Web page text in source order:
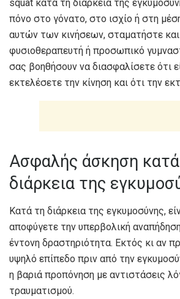
squat κατά τη διάρκεια της
πόνο στο γόνατο, στο ισχίο ή στη
αυτών των κινήσεων, σταματήστε και
φυσιοθεραπευτή ή προσωπικό
σας βοηθήσουν να διασφαλίσετε ότι
εκτελέσετε την κίνηση και ότι την
Ασφαλής άσκηση
διάρκεια της
Κατά τη διάρκεια της εγκυμοσύνης,
αποφύγετε την υπερβολική
έντονη δραστηριότητα. Εκτός κι αν
υψηλό επίπεδο πριν από την
η βαριά προπόνηση με αντιστάσεις
τραυματισμού.